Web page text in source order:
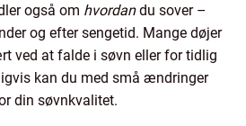
også om hvordandu sover –
og efter sengetid. Mange døjer
ved at falde i søvn eller for tidlig
kan du med små ændringer
din søvnkvalitet.